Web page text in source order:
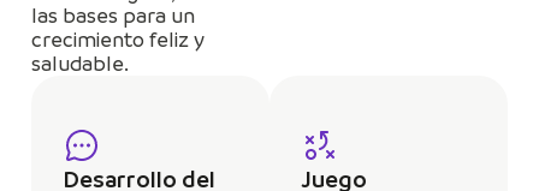
las bases para un
crecimiento feliz y
saludable.
Desarrollo del
Juego